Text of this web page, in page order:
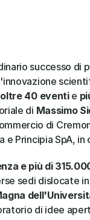
successo di
oltre 40 eventi e
di Massimo
di
e Principia SpA,
e più di
sedi dislocate
di idee